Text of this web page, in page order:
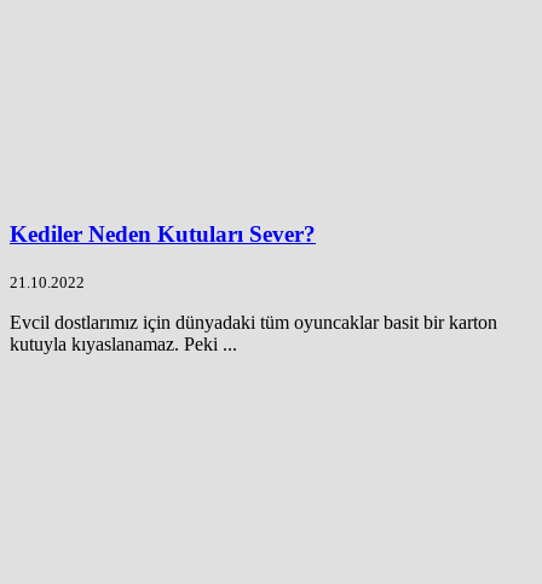
Kediler Neden Kutuları Sever?
21.10.2022
Evcil dostlarımız için dünyadaki tüm oyuncaklar basit bir karton
kutuyla kıyaslanamaz. Peki ...